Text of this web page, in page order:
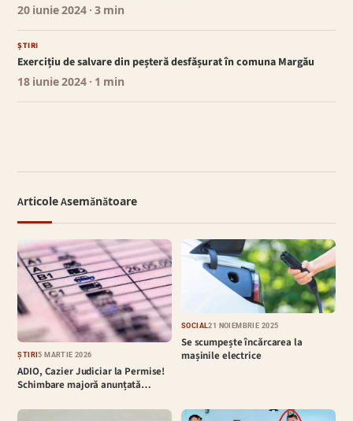
20 iunie 2024 · 3 min
ȘTIRI
Exercițiu de salvare din peșteră desfășurat în comuna Margău
18 iunie 2024 · 1 min
Articole Asemănătoare
ȘTIRI5 MARTIE 2026
ADIO, Cazier Judiciar la Permise!
Schimbare majoră anunțată…
SOCIAL21 NOIEMBRIE 2025
Se scumpește încărcarea la
mașinile electrice